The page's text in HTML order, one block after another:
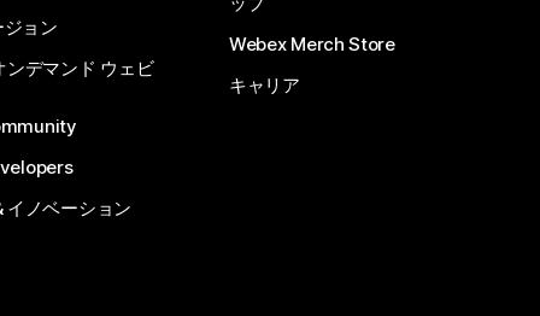
ョン
ンデマンド ウェビ
イノベーション
Webex Merch Store
キャリア